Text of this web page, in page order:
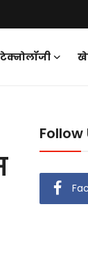
टेक्नोलॉजी
Follow